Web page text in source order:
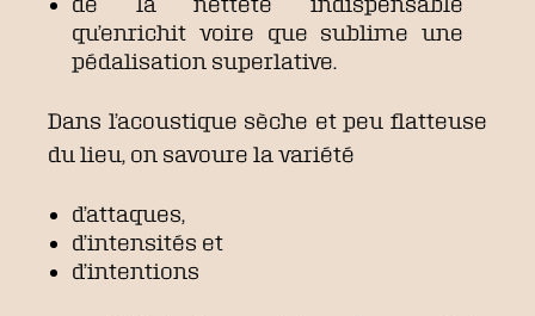
qu’enrichit voire que sublime une
pédalisation superlative.
Dans l’acoustique sèche et peu flatteuse
du lieu, on savoure la variété
d’attaques,
d’intensités et
d’intentions